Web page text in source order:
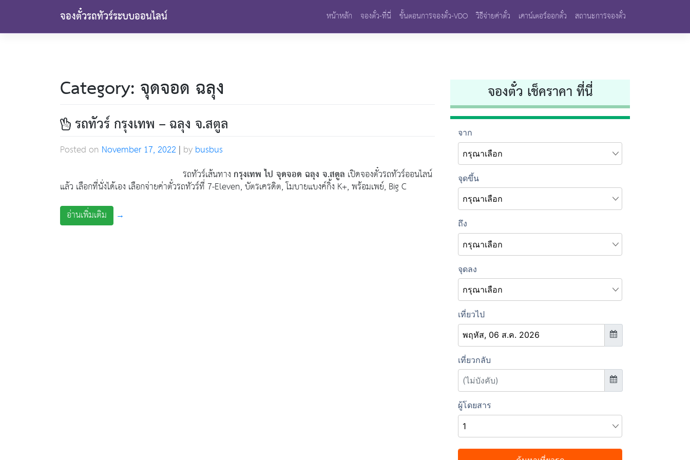
content
จองตั๋วรถทัวร์ระบบออนไลน์ หน้าหลัก จองตั๋ว-ที่นี่ ขั้นตอนการจองตั๋ว-VDO วิธีจ่ายค่าตั๋ว เคาน์เตอร์ออกตั๋ว สถานะการจองตั๋ว
Category: จุดจอด ฉลุง
รถทัวร์ กรุงเทพ – ฉลุง จ.สตูล
Posted on November 17, 2022| bybusbus
รถทัวร์เส้นทางกรุงเทพ ไป จุดจอด ฉลุง จ.สตูล เปิดจองตั๋วรถทัวร์ออนไลน์
แล้ว เลือกที่นั่งได้เอง เลือกจ่ายค่าตั๋วรถทัวร์ที่ 7-Eleven, บัตรเครดิต, โมบายแบงค์กิ้ง K+, พร้อมเพย์, Big C
อ่านเพิ่มเติม
→
จองตั๋ว เช็คราคา ที่นี่